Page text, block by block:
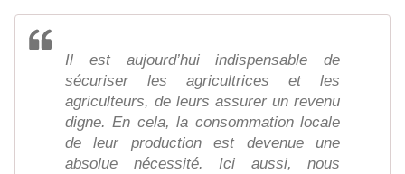
Il est aujourd’hui indispensable de
sécuriser les agricultrices et les
agriculteurs, de leurs assurer un revenu
digne. En cela, la consommation locale
de leur production est devenue une
absolue nécessité. Ici aussi, nous